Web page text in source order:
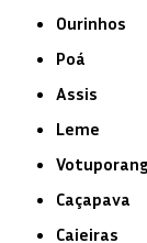
Ourinhos
Poá
Assis
Leme
Caçapava
Caieiras